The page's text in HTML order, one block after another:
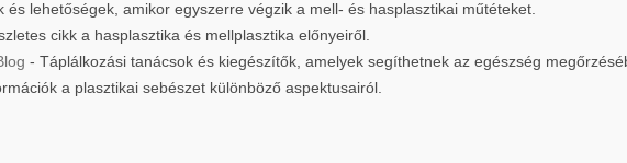
és lehetőségek, amikor egyszerre végzik a mell- és hasplasztikai műtéteket.
cikk a hasplasztika és mellplasztika előnyeiről.
- Táplálkozási tanácsok és kiegészítők, amelyek segíthetnek az egészség
a plasztikai sebészet különböző aspektusairól.